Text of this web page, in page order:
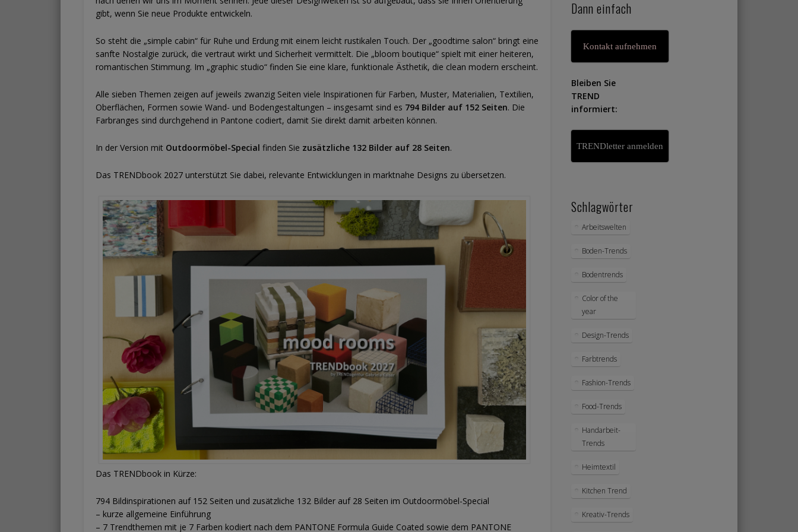
gibt, wenn Sie neue Produkte entwickeln.
So steht die „simple cabin“ für Ruhe und Erdung mit einem leicht rustikalen Touch. Der „goodtime salon“ bringt eine
sanfte Nostalgie zurück, die vertraut wirkt und Sicherheit vermittelt. Die „bloom boutique“ spielt mit einer heiteren,
romantischen Stimmung. Im „graphic studio“ finden Sie eine klare, funktionale Ästhetik, die clean modern erscheint.
Alle sieben Themen zeigen auf jeweils zwanzig Seiten viele Inspirationen für Farben, Muster, Materialien, Textilien,
Oberflächen, Formen sowie Wand- und Bodengestaltungen – insgesamt sind es 794 Bilder auf 152 Seiten. Die
Farbranges sind durchgehend in Pantone codiert, damit Sie direkt damit arbeiten können.
In der Version mit Outdoormöbel-Special finden Sie zusätzliche 132 Bilder auf 28 Seiten.
Das TRENDbook 2027 unterstützt Sie dabei, relevante Entwicklungen in marktnahe Designs zu übersetzen.
Das TRENDbook in Kürze:
794 Bildinspirationen auf 152 Seiten und zusätzliche 132 Bilder auf 28 Seiten im Outdoormöbel-Special
– kurze allgemeine Einführung
– 7 Trendthemen mit je 7 Farben kodiert nach dem PANTONE Formula Guide Coated sowie dem PANTONE
Dann einfach
Kontakt aufnehmen
Bleiben Sie
TREND
informiert:
TRENDletter anmelden
Schlagwörter
Arbeitswelten
Boden-Trends
Bodentrends
Color of the
year
Design-Trends
Farbtrends
Fashion-Trends
Food-Trends
Handarbeit-
Trends
Heimtextil
Kitchen Trend
Kreativ-Trends